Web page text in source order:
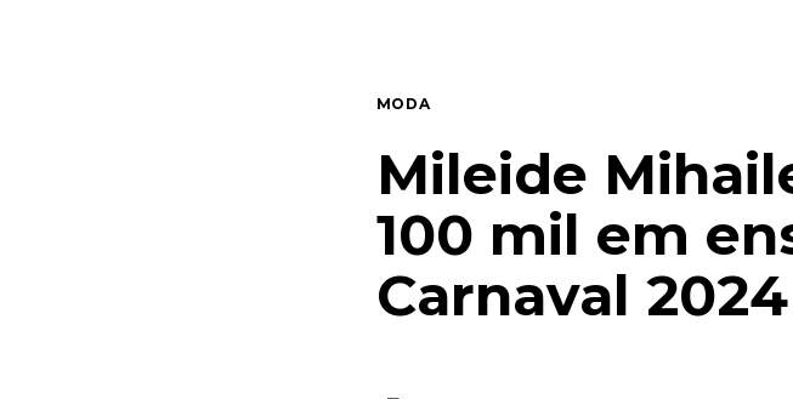
MODA
Mileide
100 mil em
Carnaval 2024